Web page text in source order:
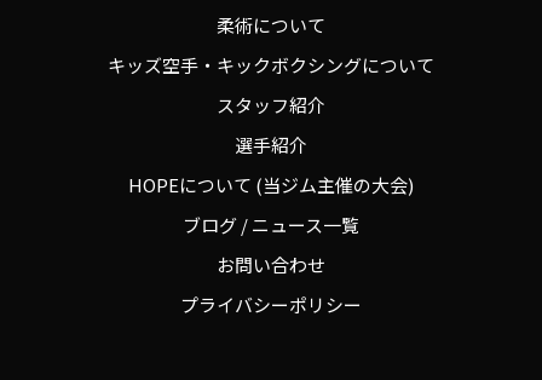
柔術について
キッズ空手・キックボクシングについて
スタッフ紹介
選手紹介
HOPEについて (当ジム主催の大会)
ブログ / ニュース一覧
お問い合わせ
プライバシーポリシー